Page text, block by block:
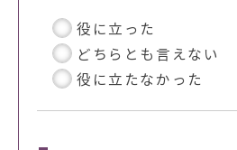
役に立った
どちらとも言えない
役に立たなかった